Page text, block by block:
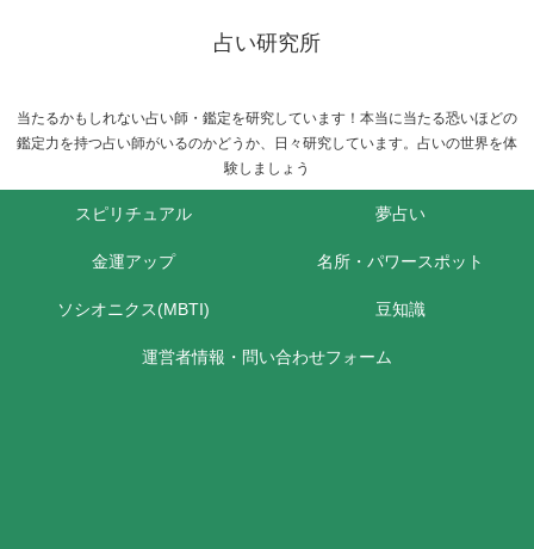
占い研究所
当たるかもしれない占い師・鑑定を研究しています！本当に当たる恐いほどの
鑑定力を持つ占い師がいるのかどうか、日々研究しています。占いの世界を体
験しましょう
スピリチュアル 夢占い
金運アップ 名所・パワースポット
ソシオニクス(MBTI) 豆知識
運営者情報・問い合わせフォーム